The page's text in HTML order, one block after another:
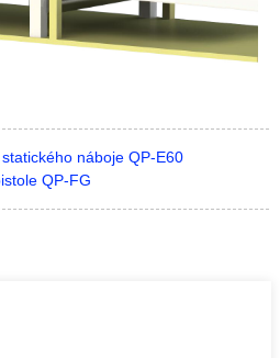
náboje QP-E60
QP-FG